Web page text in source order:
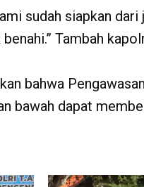
sudah siapkan
Tambah
bahwa
bawah dapat